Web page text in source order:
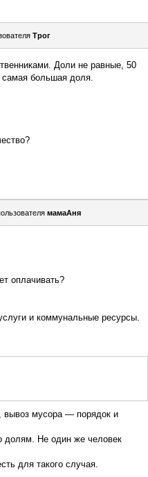
Трог
Доли не равные, 50
самая большая доля.
мамаАня
оплачивать?
и коммунальные ресурсы.
вывоз мусора — порядок и
долям. Не один же человек
для такого случая.